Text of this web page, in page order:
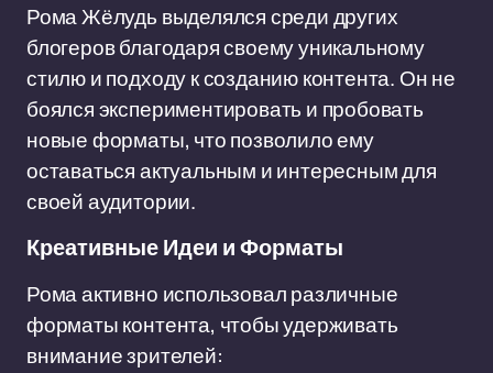
Рома Жёлудь выделялся среди других
блогеров благодаря своему уникальному
стилю и подходу к созданию контента. Он не
боялся экспериментировать и пробовать
новые форматы, что позволило ему
оставаться актуальным и интересным для
своей аудитории.
Креативные Идеи и Форматы
Рома активно использовал различные
форматы контента, чтобы удерживать
внимание зрителей: